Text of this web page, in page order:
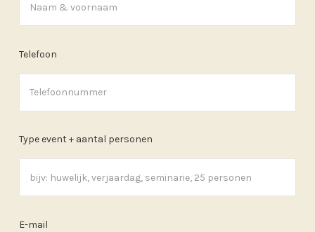
Telefoon
Type event + aantal personen
E-mail